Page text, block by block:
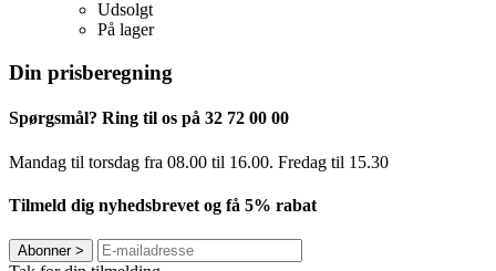
Udsolgt
På lager
Din prisberegning
Spørgsmål? Ring til os på 32 72 00 00
Mandag til torsdag fra 08.00 til 16.00. Fredag ​​til 15.30
Tilmeld dig nyhedsbrevet og få 5% rabat
Abonner>